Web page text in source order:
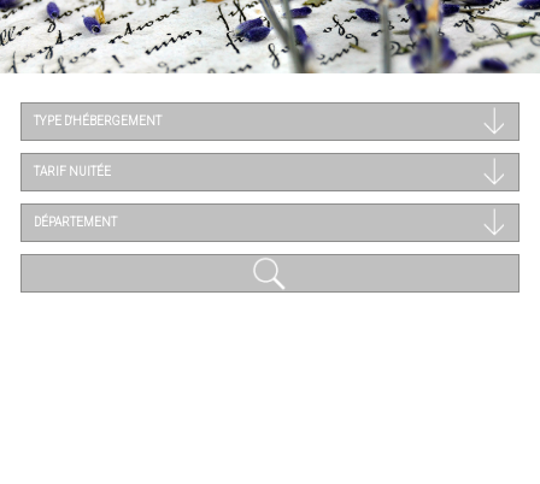
TYPE D'HÉBERGEMENT
TARIF NUITÉE
DÉPARTEMENT